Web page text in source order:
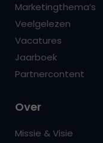
Marketingthema’s
Veelgelezen
Vacatures
Jaarboek
Partnercontent
Over
Missie & Visie